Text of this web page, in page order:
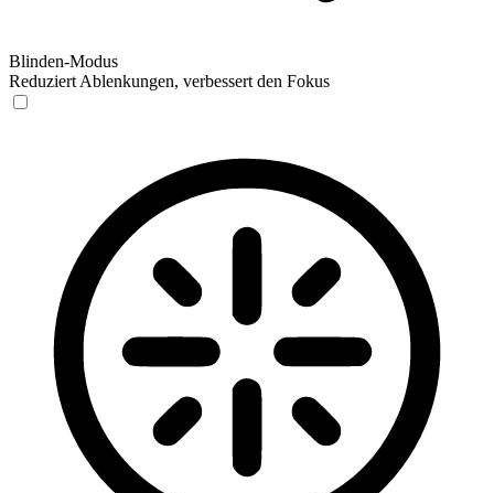
Blinden-Modus
Reduziert Ablenkungen, verbessert den Fokus